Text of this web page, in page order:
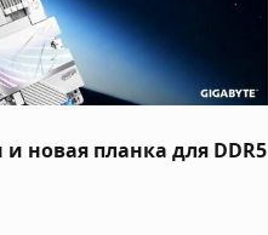
и новая планка для DDR5